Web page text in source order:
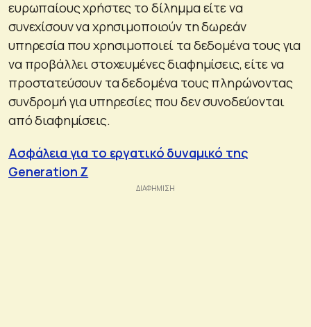
ευρωπαίους χρήστες το δίλημμα είτε να
συνεχίσουν να χρησιμοποιούν τη δωρεάν
υπηρεσία που χρησιμοποιεί τα δεδομένα τους για
να προβάλλει στοχευμένες διαφημίσεις, είτε να
προστατεύσουν τα δεδομένα τους πληρώνοντας
συνδρομή για υπηρεσίες που δεν συνοδεύονται
από διαφημίσεις.
Ασφάλεια για το εργατικό δυναμικό της
Generation Z